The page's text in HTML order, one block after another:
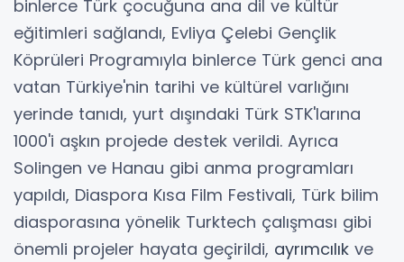
binlerce Türk çocuğuna ana dil ve kültür
eğitimleri sağlandı, Evliya Çelebi Gençlik
Köprüleri Programıyla binlerce Türk genci ana
vatan Türkiye'nin tarihi ve kültürel varlığını
yerinde tanıdı, yurt dışındaki Türk STK'larına
1000'i aşkın projede destek verildi. Ayrıca
Solingen ve Hanau gibi anma programları
yapıldı, Diaspora Kısa Film Festivali, Türk bilim
diasporasına yönelik Turktech çalışması gibi
önemli projeler hayata geçirildi, ayrımcılık ve